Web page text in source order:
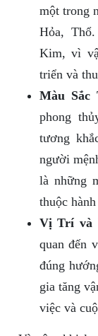
một trong
Hỏa,
Kim, vì
triển và
Màu Sắc
phong
tương
người
là những
thuộc
Vị Trí và
quan đến
đúng
gia tăng
việc và